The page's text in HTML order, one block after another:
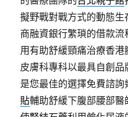
擬野戰對戰方式的動態生
商融資銀行繁瑣的借款流
用有助舒緩頸痛治療香港
皮膚科專科以最具自創品
是您最佳的選擇免費諮
貼輔助舒緩下腹部腰部